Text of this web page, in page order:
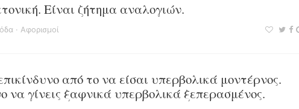
Είναι ζήτημα αναλογιών.
· Αφορισμοί
από το να είσαι υπερβολικά μοντέρνος.
να γίνεις ξαφνικά υπερβολικά ξεπερασμένος.